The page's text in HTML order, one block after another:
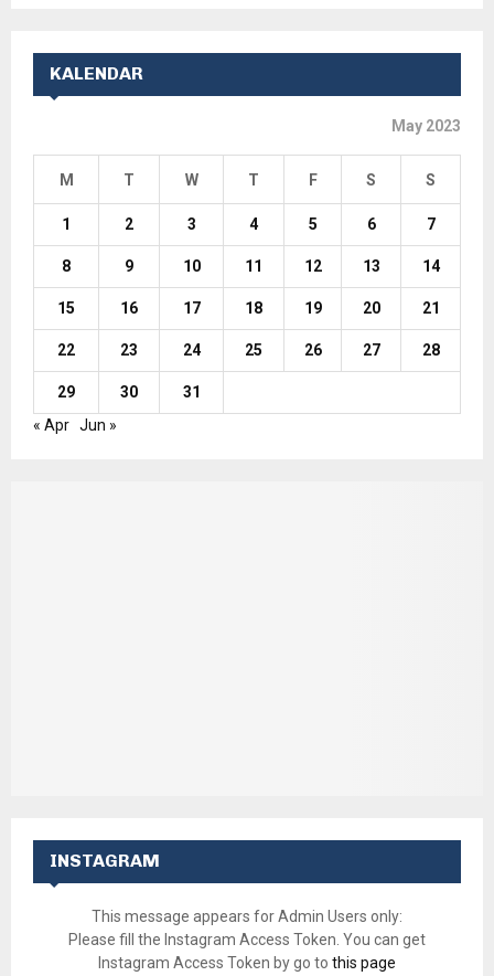
KALENDAR
May 2023
M T W T F S S
1 2 3 4 5 6 7
8 9 10 11 12 13 14
15 16 17 18 19 20 21
22 23 24 25 26 27 28
29 30
31
« Apr Jun »
INSTAGRAM
This message appears for Admin Users only:
Please fill the Instagram Access Token. You can get
Instagram Access Token by go to this page